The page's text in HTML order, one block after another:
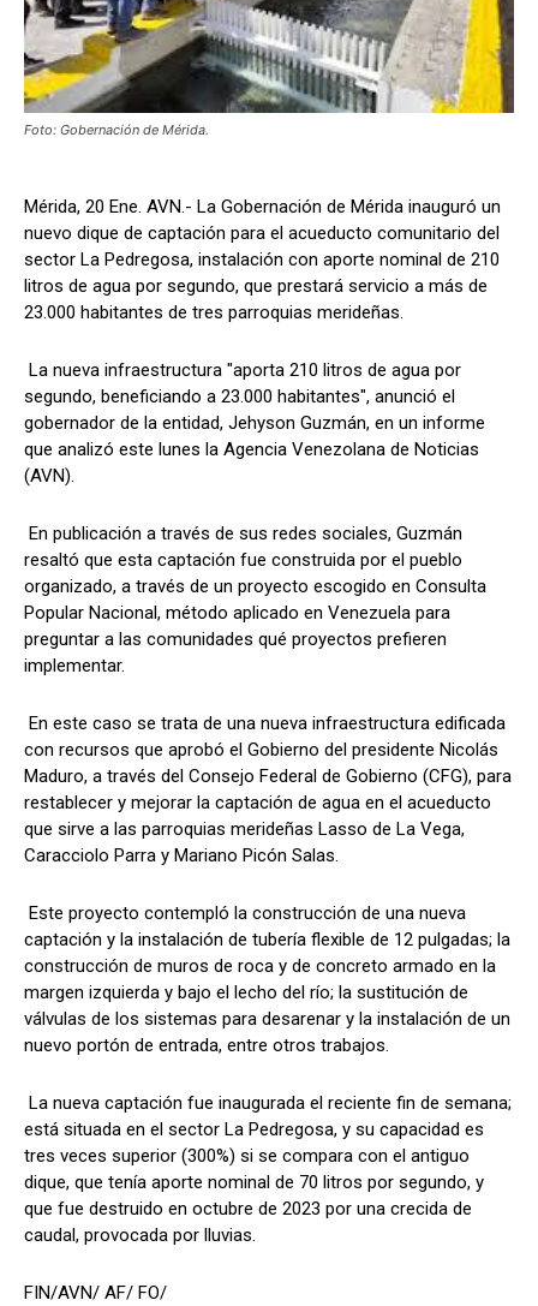
Foto: Gobernación de Mérida.
Mérida, 20 Ene. AVN.- La Gobernación de Mérida inauguró un
nuevo dique de captación para el acueducto comunitario del
sector La Pedregosa, instalación con aporte nominal de 210
litros de agua por segundo, que prestará servicio a más de
23.000 habitantes de tres parroquias merideñas.
La nueva infraestructura "aporta 210 litros de agua por
segundo, beneficiando a 23.000 habitantes", anunció el
gobernador de la entidad, Jehyson Guzmán, en un informe
que analizó este lunes la Agencia Venezolana de Noticias
(AVN).
En publicación a través de sus redes sociales, Guzmán
resaltó que esta captación fue construida por el pueblo
organizado, a través de un proyecto escogido en Consulta
Popular Nacional, método aplicado en Venezuela para
preguntar a las comunidades qué proyectos prefieren
implementar.
En este caso se trata de una nueva infraestructura edificada
con recursos que aprobó el Gobierno del presidente Nicolás
Maduro, a través del Consejo Federal de Gobierno (CFG), para
restablecer y mejorar la captación de agua en el acueducto
que sirve a las parroquias merideñas Lasso de La Vega,
Caracciolo Parra y Mariano Picón Salas.
Este proyecto contempló la construcción de una nueva
captación y la instalación de tubería flexible de 12 pulgadas; la
construcción de muros de roca y de concreto armado en la
margen izquierda y bajo el lecho del río; la sustitución de
válvulas de los sistemas para desarenar y la instalación de un
nuevo portón de entrada, entre otros trabajos.
La nueva captación fue inaugurada el reciente fin de semana;
está situada en el sector La Pedregosa, y su capacidad es
tres veces superior (300%) si se compara con el antiguo
dique, que tenía aporte nominal de 70 litros por segundo, y
que fue destruido en octubre de 2023 por una crecida de
caudal, provocada por lluvias.
FIN/AVN/ AF/ FO/